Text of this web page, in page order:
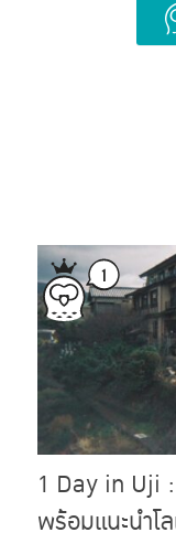
1 Day in Uji
พร้อมแนะนำโ